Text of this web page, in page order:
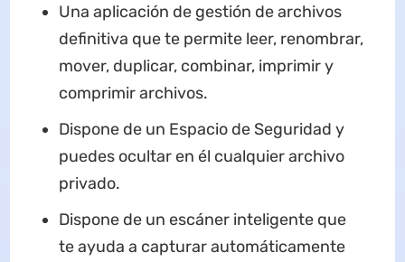
Una aplicación de gestión de archivos
definitiva que te permite leer, renombrar,
mover, duplicar, combinar, imprimir y
comprimir archivos.
Dispone de un Espacio de Seguridad y
puedes ocultar en él cualquier archivo
privado.
Dispone de un escáner inteligente que
te ayuda a capturar automáticamente